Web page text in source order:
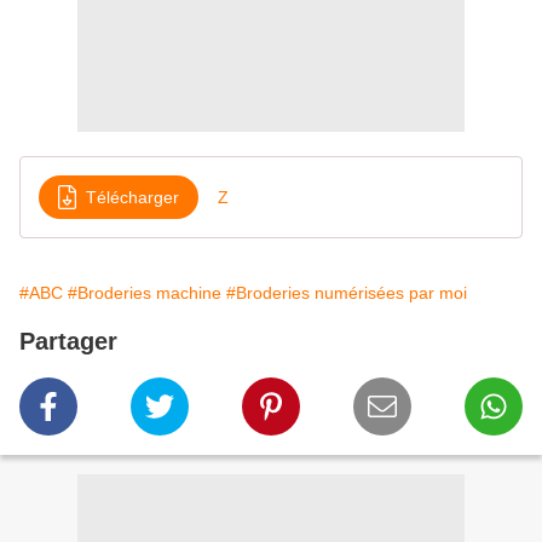
Télécharger Z
#ABC #Broderies machine #Broderies numérisées par moi
Partager